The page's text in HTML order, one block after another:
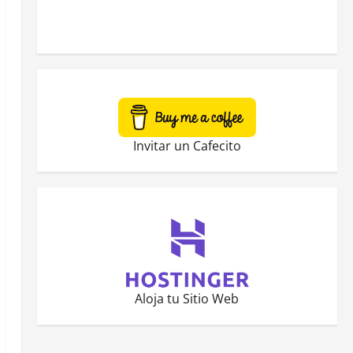
Invitar un Cafecito
Aloja tu Sitio Web